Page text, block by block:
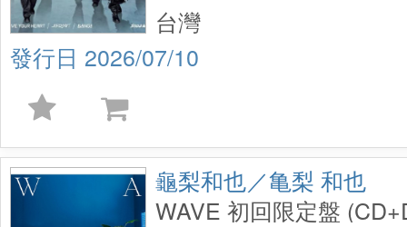
2026/07/10
台灣
龜梨和也／亀梨 和也
WAVE 初回限定盤